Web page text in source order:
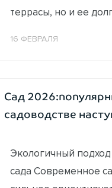
террасы, но и ее
16 ФЕВРАЛЯ
Сад
садоводстве
Экологичный подход
сада Современное